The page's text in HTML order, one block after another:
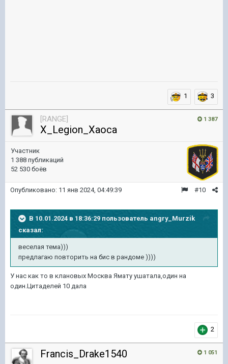
1 3
1 387
[RANGE]
X_Legion_Xaoca
Участник
1 388 публикаций
52 530 боёв
#10
Опубликовано: 11 янв 2024, 04:49:39
В 10.01.2024 в 18:36:29 пользователь angry_Murzik
сказал:
веселая тема)))
предлагаю повторить на бис в рандоме ))))
У нас как то в клановых Москва Ямату ушатала,один на
один.Цитаделей 10 дала
2
1 051
Francis_Drake1540